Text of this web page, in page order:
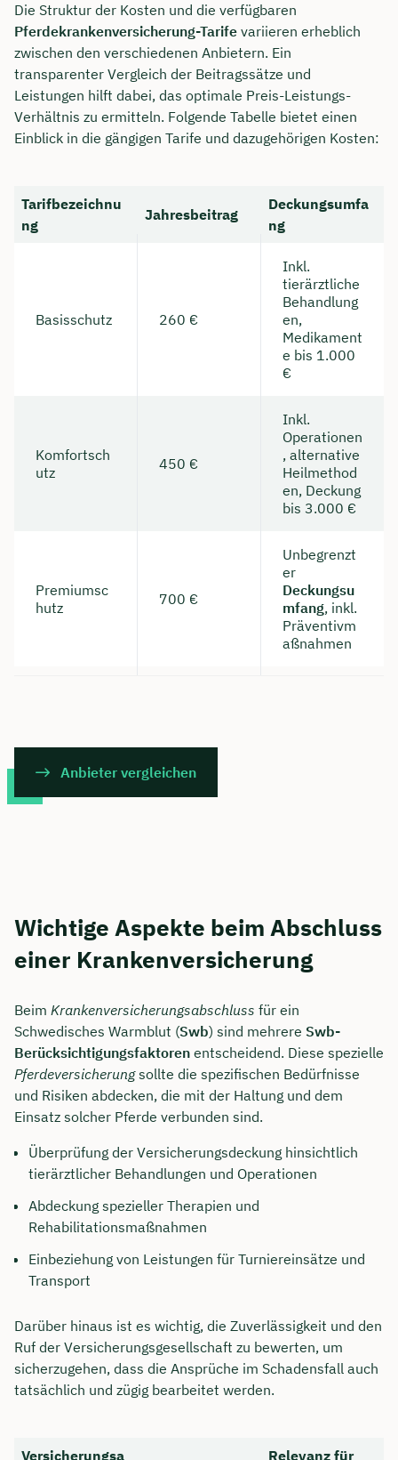
Die Struktur der Kosten und die verfügbaren
Pferdekrankenversicherung-Tarife variieren erheblich
zwischen den verschiedenen Anbietern. Ein
transparenter Vergleich der Beitragssätze und
Leistungen hilft dabei, das optimale Preis-Leistungs-
Verhältnis zu ermitteln. Folgende Tabelle bietet einen
Einblick in die gängigen Tarife und dazugehörigen Kosten:
Tarifbezeichnu
ng
Jahresbeitrag
Deckungsumfa
ng
Basisschutz 260 €
Inkl.
tierärztliche
Behandlung
en,
Medikament
e bis 1.000
€
Komfortsch
utz
450 €
Inkl.
Operationen
, alternative
Heilmethod
en, Deckung
bis 3.000 €
Premiumsc
hutz
700 €
Unbegrenzt
er
Deckungsu
mfang, inkl.
Präventivm
aßnahmen
Anbieter vergleichen
Wichtige Aspekte beim Abschluss
einer Krankenversicherung
Beim Krankenversicherungsabschluss für ein
Schwedisches Warmblut (Swb) sind mehrere Swb-
Berücksichtigungsfaktoren entscheidend. Diese spezielle
Pferdeversicherungsollte die spezifischen Bedürfnisse
und Risiken abdecken, die mit der Haltung und dem
Einsatz solcher Pferde verbunden sind.
Überprüfung der Versicherungsdeckung hinsichtlich
tierärztlicher Behandlungen und Operationen
Abdeckung spezieller Therapien und
Rehabilitationsmaßnahmen
Einbeziehung von Leistungen für Turniereinsätze und
Transport
Darüber hinaus ist es wichtig, die Zuverlässigkeit und den
Ruf der Versicherungsgesellschaft zu bewerten, um
sicherzugehen, dass die Ansprüche im Schadensfall auch
tatsächlich und zügig bearbeitet werden.
Versicherungsa Relevanz für